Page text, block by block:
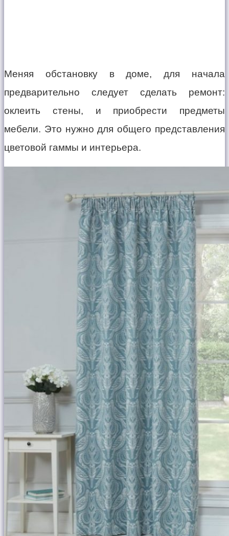
Меняя обстановку в доме, для начала
предварительно следует сделать ремонт:
оклеить стены, и приобрести предметы
мебели. Это нужно для общего представления
цветовой гаммы и интерьера.